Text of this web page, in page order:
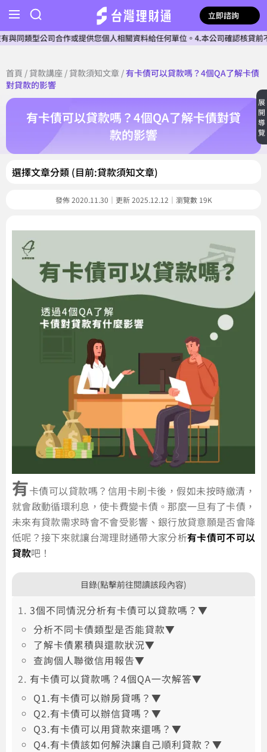
立即諮詢
或提供您個人相關資料給任何單位。4.本公司確認核貸前不會收費。5.
首頁 / 貸款講座 / 貸款須知文章 /有卡債可以貸款嗎？4個QA了解卡債
對貸款的影響
有卡債可以貸款嗎？4個QA了解卡債對貸
款的影響
選擇文章分類 (目前:貸款須知文章)
發佈 2020.11.30｜更新 2025.12.12｜瀏覽數 19K
有卡債可以貸款嗎？信用卡刷卡後，假如未按時繳清，
就會啟動循環利息，使卡費變卡債。那麼一旦有了卡債，
未來有貸款需求時會不會受影響、銀行放貸意願是否會降
低呢？接下來就讓台灣理財通帶大家分析有卡債可不可以
貸款吧！
目錄(點擊前往閱讀該段內容)
3個不同情況分析有卡債可以貸款嗎？▼
分析不同卡債類型是否能貸款▼
了解卡債累積與還款狀況▼
查詢個人聯徵信用報告▼
有卡債可以貸款嗎？4個QA一次解答▼
Q1.有卡債可以辦房貸嗎？▼
Q2.有卡債可以辦信貸嗎？▼
Q3.有卡債可以用貸款來還嗎？▼
Q4.有卡債該如何解決讓自己順利貸款？▼
展
開
導
覽